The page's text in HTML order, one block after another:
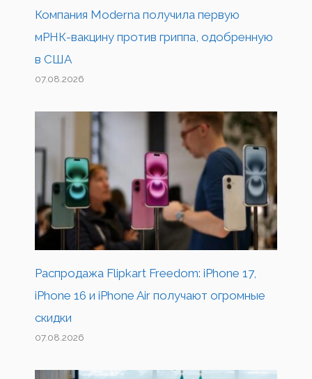
Компания Moderna получила первую
мРНК-вакцину против гриппа, одобренную
в США
07.08.2026
Распродажа Flipkart Freedom: iPhone 17,
iPhone 16 и iPhone Air получают огромные
скидки
07.08.2026